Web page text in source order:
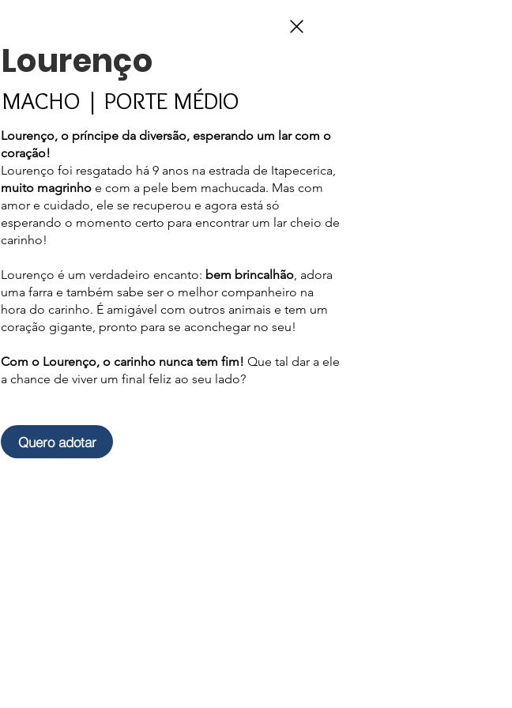
Lourenço
MACHO | PORTE MÉDIO
Lourenço, o príncipe da diversão, esperando um lar com o
coração!
Lourenço foi resgatado há 9 anos na estrada de Itapecerica,
muito magrinho e com a pele bem machucada. Mas com
amor e cuidado, ele se recuperou e agora está só
esperando o momento certo para encontrar um lar cheio de
carinho!
Lourenço é um verdadeiro encanto: bem brincalhão, adora
uma farra e também sabe ser o melhor companheiro na
hora do carinho. É amigável com outros animais e tem um
coração gigante, pronto para se aconchegar no seu!
Com o Lourenço, o carinho nunca tem fim! Que tal dar a ele
a chance de viver um final feliz ao seu lado?
Quero adotar